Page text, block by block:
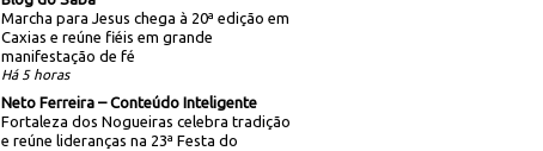
Marcha para Jesus chega à 20ª edição em
Caxias e reúne fiéis em grande
manifestação de fé
Há 5 horas
Neto Ferreira – Conteúdo Inteligente
Fortaleza dos Nogueiras celebra tradição
e reúne lideranças na 23ª Festa do